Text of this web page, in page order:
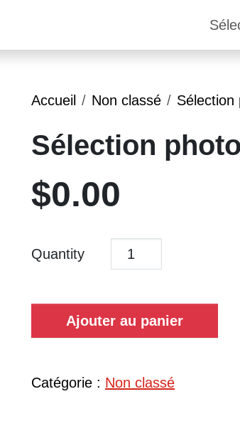
Accueil Non classé Sélection
Sélection
$0.00
Quantity
Ajouter au panier
Catégorie : Non classé